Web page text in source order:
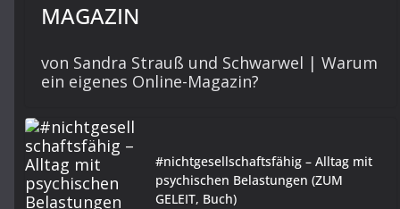
MAGAZIN
von Sandra Strauß und Schwarwel | Warum
ein eigenes Online-Magazin?
#nichtgesellschaftsfähig – Alltag mit
psychischen Belastungen (ZUM
GELEIT, Buch)